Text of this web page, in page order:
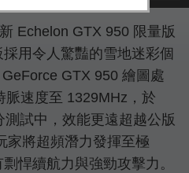
Echelon GTX 950 限量版
用令人驚豔的雪地迷彩個
GTX 950 繪圖處
速度至 1329MHz，於
試中，效能更遠超越公版
家將超頻潛力發揮至極
悍續航力與強勁攻擊力。